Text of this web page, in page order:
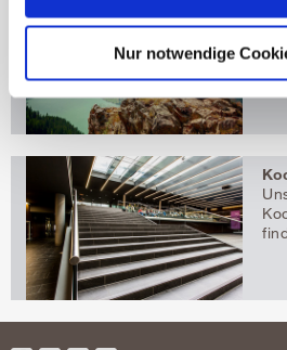
Nur notwendige